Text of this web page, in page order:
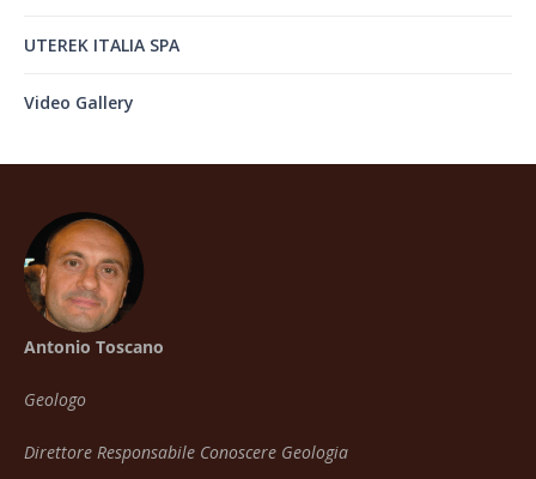
UTEREK ITALIA SPA
Video Gallery
Antonio Toscano
Geologo
Direttore Responsabile Conoscere Geologia